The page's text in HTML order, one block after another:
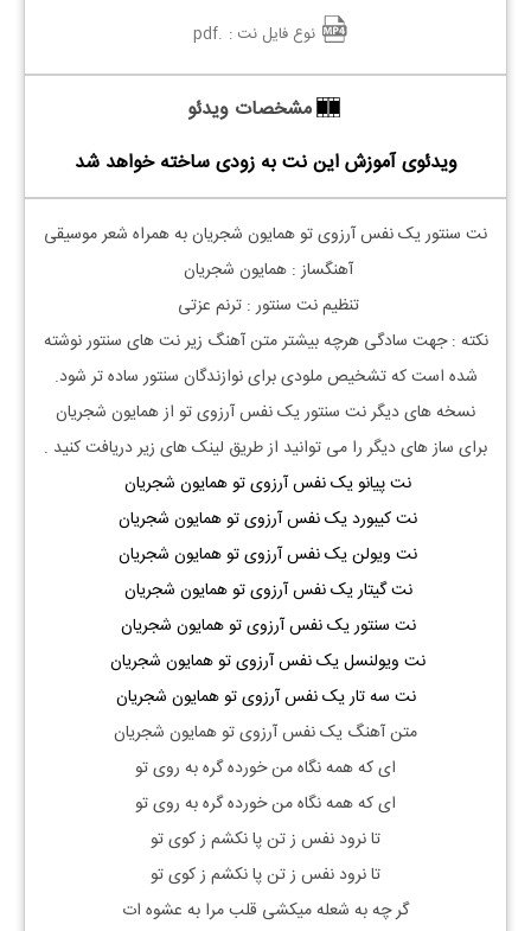
نوع فایل نت : .pdf
مشخصات ویدئو
ویدئوی آموزش این نت به زودی ساخته خواهد شد
نت سنتور یک نفس آرزوی تو همایون شجریان به همراه شعر موسیقی
آهنگساز : همایون شجریان
تنظیم نت سنتور : ترنم عزتی
نکته : جهت سادگی هرچه بیشتر متن آهنگ زیر نت های سنتور نوشته
شده است که تشخیص ملودی برای نوازندگان سنتور ساده تر شود.
نسخه های دیگر نت سنتور یک نفس آرزوی تو از همایون شجریان
برای ساز های دیگر را می توانید از طریق لینک های زیر دریافت کنید .
نت پیانو یک نفس آرزوی تو همایون شجریان
نت کیبورد یک نفس آرزوی تو همایون شجریان
نت ویولن یک نفس آرزوی تو همایون شجریان
نت گیتار یک نفس آرزوی تو همایون شجریان
نت سنتور یک نفس آرزوی تو همایون شجریان
نت ویولنسل یک نفس آرزوی تو همایون شجریان
نت سه تار یک نفس آرزوی تو همایون شجریان
متن آهنگ یک نفس آرزوی تو همایون شجریان
ای که همه نگاه من خورده گره به روی تو
ای که همه نگاه من خورده گره به روی تو
تا نرود نفس ز تن پا نکشم ز کوی تو
تا نرود نفس ز تن پا نکشم ز کوی تو
گر چه به شعله میکشی قلب مرا به عشوه ات